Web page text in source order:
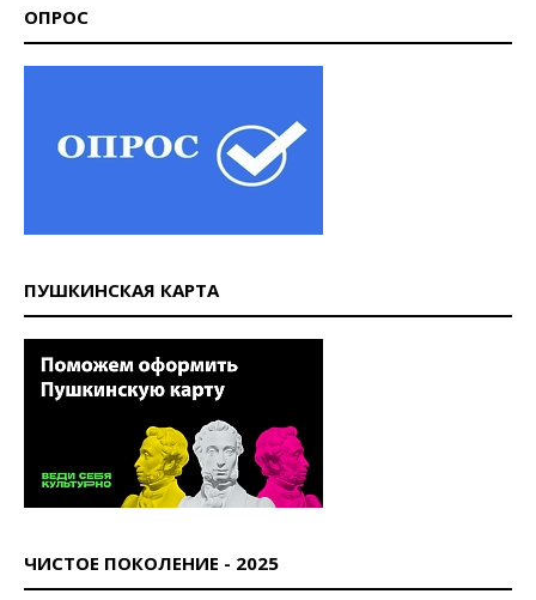
ОПРОС
ПУШКИНСКАЯ КАРТА
ЧИСТОЕ ПОКОЛЕНИЕ - 2025